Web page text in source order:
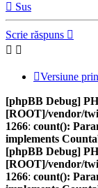
Sus
Scrie răspuns
Versiune
[phpBB Debug]
[ROOT]/vendor/
1266: count():
implements
[phpBB Debug]
[ROOT]/vendor/
1266: count():